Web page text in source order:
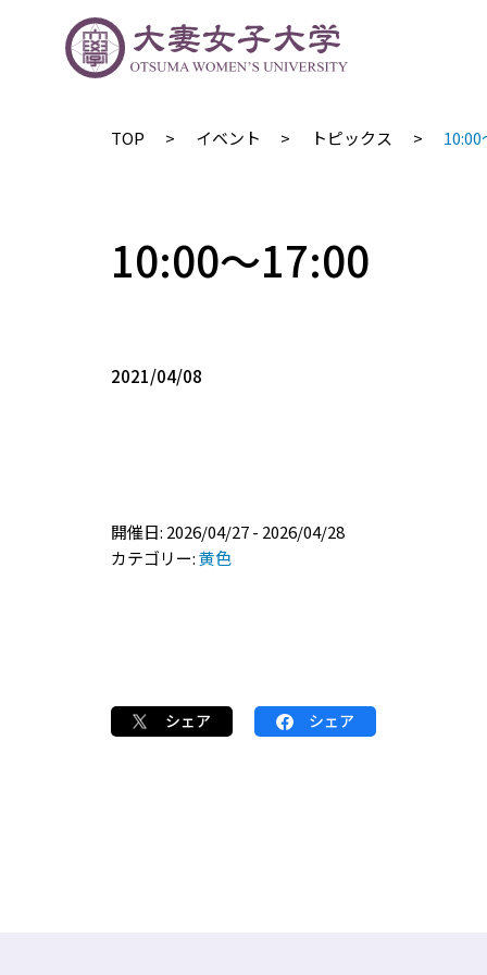
TOP イベント トピックス 10:00
10:00〜17:00
2021/04/08
開催日: 2026/04/27 - 2026/04/28
カテゴリー:黄色
シェア シェア